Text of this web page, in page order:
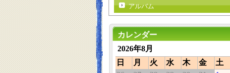
アルバム
カレンダー
2026年8月
日
月 火 水 木 金
土